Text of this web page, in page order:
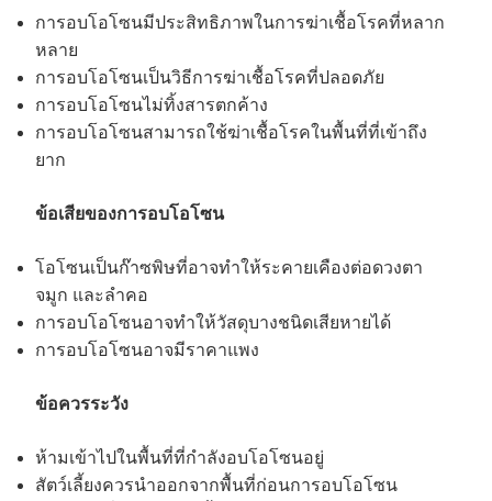
การอบโอโซนมีประสิทธิภาพในการฆ่าเชื้อโรคที่หลาก
หลาย
การอบโอโซนเป็นวิธีการฆ่าเชื้อโรคที่ปลอดภัย
การอบโอโซนไม่ทิ้งสารตกค้าง
การอบโอโซนสามารถใช้ฆ่าเชื้อโรคในพื้นที่ที่เข้าถึง
ยาก
ข้อเสียของการอบโอโซน
โอโซนเป็นก๊าซพิษที่อาจทำให้ระคายเคืองต่อดวงตา
จมูก และลำคอ
การอบโอโซนอาจทำให้วัสดุบางชนิดเสียหายได้
การอบโอโซนอาจมีราคาแพง
ข้อควรระวัง
ห้ามเข้าไปในพื้นที่ที่กำลังอบโอโซนอยู่
สัตว์เลี้ยงควรนำออกจากพื้นที่ก่อนการอบโอโซน